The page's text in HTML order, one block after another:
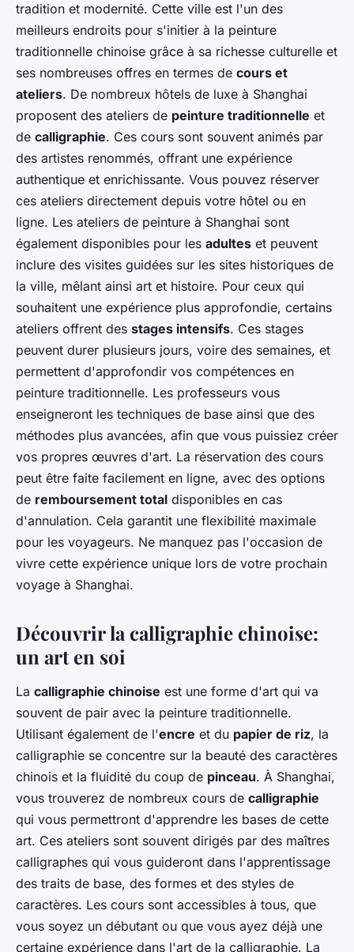
tradition et modernité. Cette ville est l'un des
meilleurs endroits pour s'initier à la peinture
traditionnelle chinoise grâce à sa richesse culturelle et
ses nombreuses offres en termes de cours et
ateliers. De nombreux hôtels de luxe à Shanghai
proposent des ateliers de peinture traditionnelle et
de calligraphie. Ces cours sont souvent animés par
des artistes renommés, offrant une expérience
authentique et enrichissante. Vous pouvez réserver
ces ateliers directement depuis votre hôtel ou en
ligne. Les ateliers de peinture à Shanghai sont
également disponibles pour les adultes et peuvent
inclure des visites guidées sur les sites historiques de
la ville, mêlant ainsi art et histoire. Pour ceux qui
souhaitent une expérience plus approfondie, certains
ateliers offrent des stages intensifs. Ces stages
peuvent durer plusieurs jours, voire des semaines, et
permettent d'approfondir vos compétences en
peinture traditionnelle. Les professeurs vous
enseigneront les techniques de base ainsi que des
méthodes plus avancées, afin que vous puissiez créer
vos propres œuvres d'art. La réservation des cours
peut être faite facilement en ligne, avec des options
de remboursement total disponibles en cas
d'annulation. Cela garantit une flexibilité maximale
pour les voyageurs. Ne manquez pas l'occasion de
vivre cette expérience unique lors de votre prochain
voyage à Shanghai.
Découvrir la calligraphie chinoise:
un art en soi
La calligraphie chinoise est une forme d'art qui va
souvent de pair avec la peinture traditionnelle.
Utilisant également de l'encre et du papier de riz, la
calligraphie se concentre sur la beauté des caractères
chinois et la fluidité du coup de pinceau. À Shanghai,
vous trouverez de nombreux cours de calligraphie
qui vous permettront d'apprendre les bases de cette
art. Ces ateliers sont souvent dirigés par des maîtres
calligraphes qui vous guideront dans l'apprentissage
des traits de base, des formes et des styles de
caractères. Les cours sont accessibles à tous, que
vous soyez un débutant ou que vous ayez déjà une
certaine expérience dans l'art de la calligraphie. La